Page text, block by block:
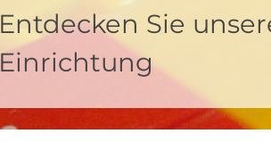
Entdecken Sie
Einrichtung
Herzlich
Entdecken Sie
Einrichtung
Herzlich